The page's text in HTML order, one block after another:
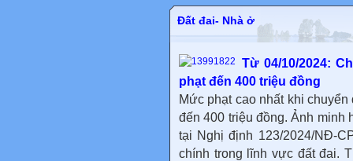
Đất đai- Nhà ở
Từ 04/10/2024:
phạt đến 400 triệu đồng
Mức phạt cao nhất khi
đến 400 triệu đồng. Ảnh minh
tại Nghị định 123/2024/NĐ-
chính trong lĩnh vực đất đai.